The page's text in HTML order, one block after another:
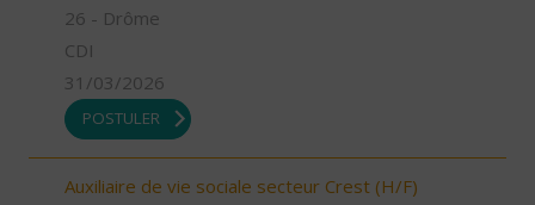
26 - Drôme
CDI
31/03/2026
POSTULER
Auxiliaire de vie sociale secteur Crest (H/F)